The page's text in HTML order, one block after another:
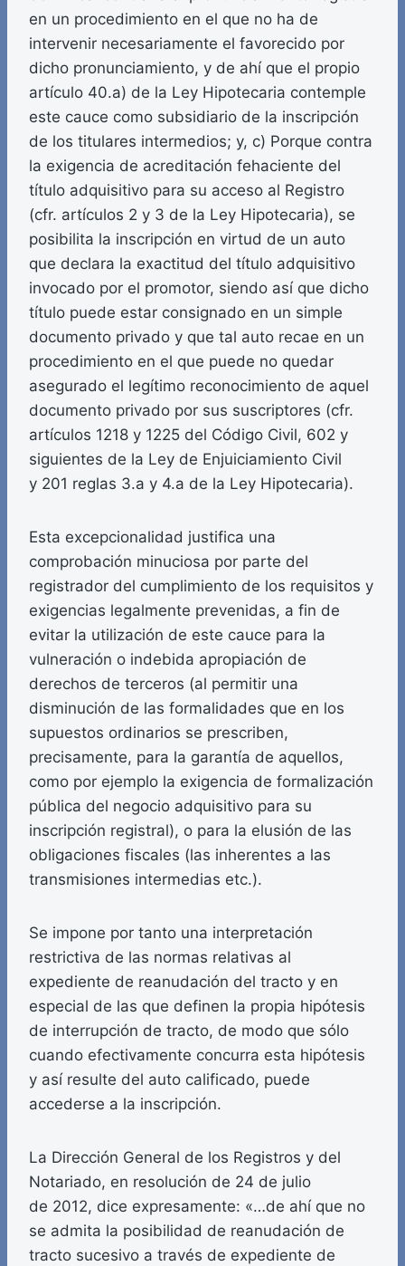
en un procedimiento en el que no ha de
intervenir necesariamente el favorecido por
dicho pronunciamiento, y de ahí que el propio
artículo 40.a) de la Ley Hipotecaria contemple
este cauce como subsidiario de la inscripción
de los titulares intermedios; y, c) Porque contra
la exigencia de acreditación fehaciente del
título adquisitivo para su acceso al Registro
(cfr. artículos 2 y 3 de la Ley Hipotecaria), se
posibilita la inscripción en virtud de un auto
que declara la exactitud del título adquisitivo
invocado por el promotor, siendo así que dicho
título puede estar consignado en un simple
documento privado y que tal auto recae en un
procedimiento en el que puede no quedar
asegurado el legítimo reconocimiento de aquel
documento privado por sus suscriptores (cfr.
artículos 1218 y 1225 del Código Civil, 602 y
siguientes de la Ley de Enjuiciamiento Civil
y 201 reglas 3.a y 4.a de la Ley Hipotecaria).
Esta excepcionalidad justifica una
comprobación minuciosa por parte del
registrador del cumplimiento de los requisitos y
exigencias legalmente prevenidas, a fin de
evitar la utilización de este cauce para la
vulneración o indebida apropiación de
derechos de terceros (al permitir una
disminución de las formalidades que en los
supuestos ordinarios se prescriben,
precisamente, para la garantía de aquellos,
como por ejemplo la exigencia de formalización
pública del negocio adquisitivo para su
inscripción registral), o para la elusión de las
obligaciones fiscales (las inherentes a las
transmisiones intermedias etc.).
Se impone por tanto una interpretación
restrictiva de las normas relativas al
expediente de reanudación del tracto y en
especial de las que definen la propia hipótesis
de interrupción de tracto, de modo que sólo
cuando efectivamente concurra esta hipótesis
y así resulte del auto calificado, puede
accederse a la inscripción.
La Dirección General de los Registros y del
Notariado, en resolución de 24 de julio
de 2012, dice expresamente: «…de ahí que no
se admita la posibilidad de reanudación de
tracto sucesivo a través de expediente de